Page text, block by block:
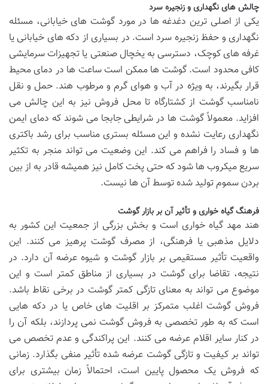
چالش های نگهداری و زنجیره سرد
یکی از اصلی ترین دغدغه ها در مورد گوشت های خیابانی، مسئله
نگهداری و حفظ زنجیره سرد است. در بسیاری از دکه های خیابانی یا
غرفه های کوچک، دسترسی به یخچال صنعتی یا تجهیزات سرمایشی
کافی محدود است. گوشت ها ممکن است ساعت ها در دمای محیط
قرار بگیرند، به ویژه در آب و هوای گرم و مرطوب هند. حمل و نقل
نامناسب گوشت از کشتارگاه تا محل فروش نیز به این چالش می
افزاید. معمولاً گوشت ها در شرایطی جابجا می شوند که دمای ایمن
نگهداری رعایت نشده و این مسئله بستری مناسب برای رشد باکتری
ها و فساد را فراهم می کند. این وضعیت می تواند منجر به تکثیر
سریع میکروب ها شود که حتی پخت کامل نیز همیشه قادر به از بین
بردن سموم تولید شده توسط آن ها نیست.
فرهنگ گیاه خواری و تأثیر آن بر بازار گوشت
هند مهد گیاه خواری است و بخش بزرگی از جمعیت این کشور به
دلایل مذهبی یا فرهنگی، از مصرف گوشت پرهیز می کنند. این
واقعیت تأثیر مستقیمی بر بازار گوشت و شیوه عرضه آن دارد. در
نتیجه، تقاضا برای گوشت در بسیاری از مناطق کمتر است و این
موضوع می تواند به معنای تازگی کمتر گوشت در برخی نقاط باشد.
فروش گوشت اغلب متمرکز بر اقلیت های خاص یا در دکه هایی
است که به طور تخصصی به فروش گوشت نمی پردازند، بلکه آن را
در کنار سایر اقلام عرضه می کنند. این پراکندگی و عدم تخصص می
تواند بر کیفیت و تازگی گوشت عرضه شده تأثیر منفی بگذارد. زمانی
که فروش یک محصول پایین است، احتمالاً زمان بیشتری برای